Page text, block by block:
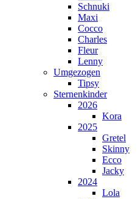
Schnuki
Maxi
Cocco
Charles
Fleur
Lenny
Umgezogen
Tipsy
Sternenkinder
2026
Kora
2025
Gretel
Skinny
Ecco
Jacky
2024
Lola